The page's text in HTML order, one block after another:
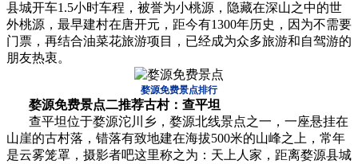
县城开车1.5小时车程，被誉为小桃源，隐藏在深山之中的世
外桃源，最早建村在唐开元，距今有1300年历史，因为不需要
门票，再结合油菜花旅游项目，已经成为众多旅游和自驾游的
朋友热衷。
婺源免费景点排行
婺源免费景点二推荐古村：查平坦
查平坦位于婺源沱川乡，婺源北线景点之一，一座悬挂在
山崖的古村落，错落有致地建在海拔500米的山峰之上，常年
是云雾笼罩，摄影者吧这里称之为：天上人家，距离婺源县城